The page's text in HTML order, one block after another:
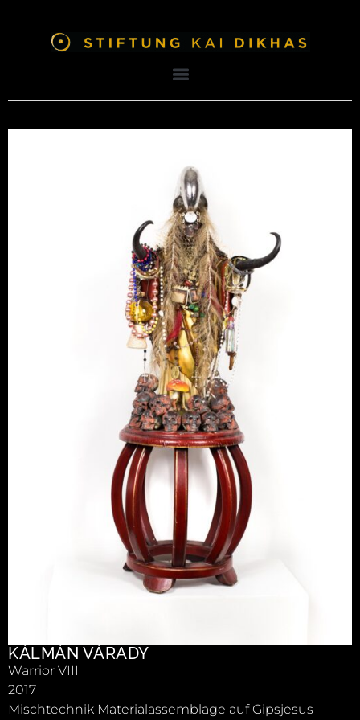
KÁLMÁN VÁRADY
Warrior VIII
2017
Mischtechnik Materialassemblage auf Gipsjesus